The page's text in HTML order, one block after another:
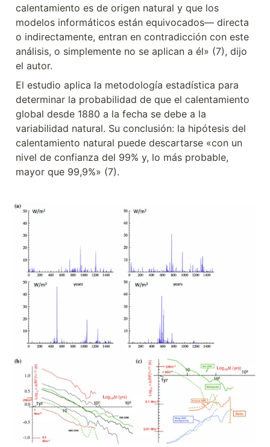
calentamiento es de origen natural y que los
modelos informáticos están equivocados— directa
o indirectamente, entran en contradicción con este
análisis, o simplemente no se aplican a él» (7), dijo
el autor.
El estudio aplica la metodología estadística para
determinar la probabilidad de que el calentamiento
global desde 1880 a la fecha se debe a la
variabilidad natural. Su conclusión: la hipótesis del
calentamiento natural puede descartarse «con un
nivel de confianza del 99% y, lo más probable,
mayor que 99,9%» (7).